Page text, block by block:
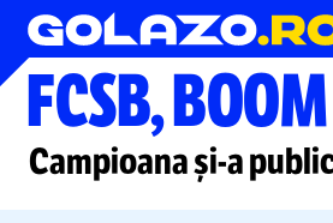
Superliga
FCSB,
Campioanași-a